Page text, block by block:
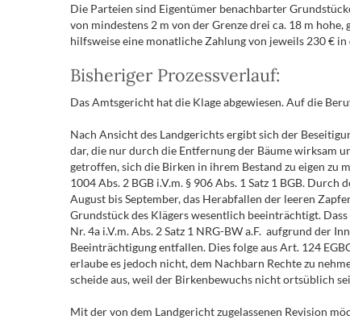
Die Parteien sind Eigentümer benachbarter
von mindestens 2 m von der Grenze drei ca. 18 m
hilfsweise eine monatliche Zahlung von jeweils 230 €
Bisheriger Prozessverlauf:
Das Amtsgericht hat die Klage abgewiesen. Auf die
Nach Ansicht des Landgerichts ergibt sich der
dar, die nur durch die Entfernung der Bäume wirksam
getroffen, sich die Birken in ihrem Bestand zu eigen zu
1004 Abs. 2 BGB i.V.m. § 906 Abs. 1 Satz 1 BGB.
August bis September, das Herabfallen der leeren
Grundstück des Klägers wesentlich beeinträchtigt.
Nr. 4a i.V.m. Abs. 2 Satz 1 NRG-BW a.F. aufgrund der
Beeinträchtigung entfallen. Dies folge aus Art. 124
erlaube es jedoch nicht, dem Nachbarn Rechte zu
scheide aus, weil der Birkenbewuchs nicht ortsüblich
Mit der von dem Landgericht zugelassenen Revision